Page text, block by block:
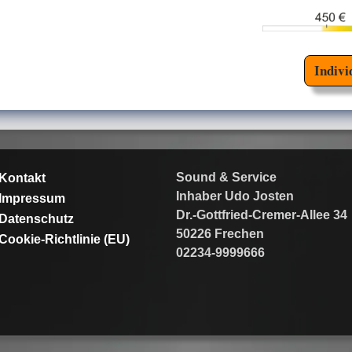
Richtlinie (EU)
Sound & Service
Inhaber Udo Josten
Dr.-Gottfried-Cremer-Allee 34
50226 Frechen
02234-9999666